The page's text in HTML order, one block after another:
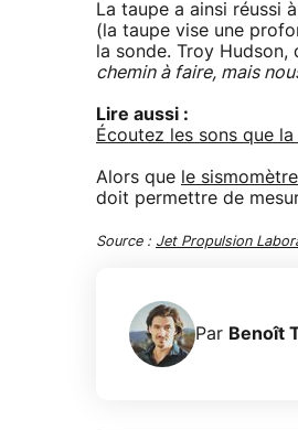
La taupe a ainsi réussi
(la taupe vise une
la sonde. Troy
chemin à faire, mais
Lire aussi :
Écoutez les sons que
Alors que le
doit permettre de
Source : Jet Propulsion
Par Benoît